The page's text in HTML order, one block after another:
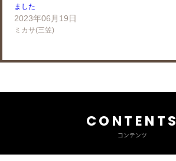
ました
2023年06月19日
ミカサ(三笠)
CONTENTS
コンテンツ